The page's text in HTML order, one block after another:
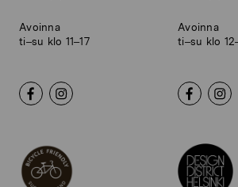
Avoinna
ti–su klo 11–17
Avoinna
ti–su klo